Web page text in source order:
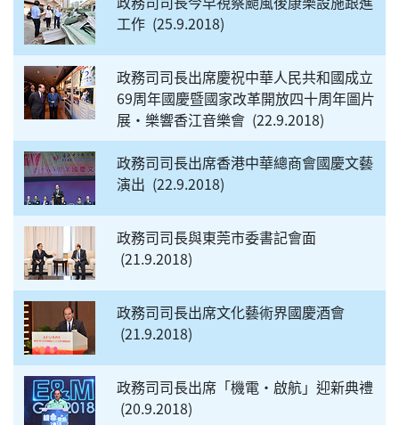
工作 25.9.2018
政務司司長出席慶祝中華人民共和國成立
69周年國慶暨國家改革開放四十周年圖片
展•樂響香江音樂會 22.9.2018
政務司司長出席香港中華總商會國慶文藝
演出 22.9.2018
政務司司長與東莞市委書記會面
21.9.2018
政務司司長出席文化藝術界國慶酒會
21.9.2018
政務司司長出席「機電‧啟航」迎新典禮
20.9.2018